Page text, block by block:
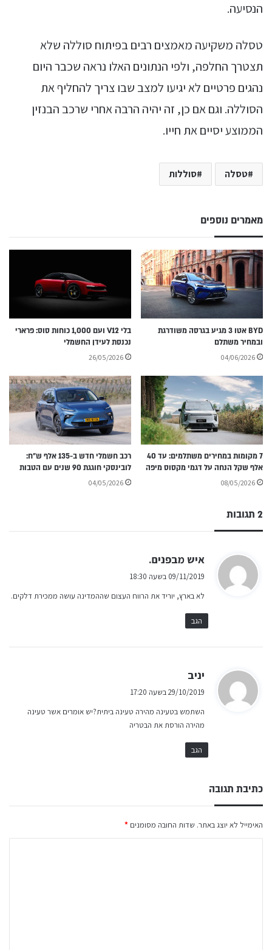
הנסיעה.
טסלה משקיעה מאמצים רבים בפיתוח סוללה שלא
תצטרך החלפה, ולפי הנתונים האלו נראה שכבר היום
נהגים פרטיים לא יגיעו למצב שבו צריך להחליף את
הסוללה. וגם אם כן, זה יהיה הרבה אחרי שרכב הבנזין
הממוצע יסיים את חייו.
טסלה סוללות
מאמרים נוספים
BYD אטו 3 מגיע בגרסה משודרגת
ובמחיר משתלם
04/06/2026
בלי V12 ועם 1,000 כוחות סוס: פרארי
נכנסת לעידן החשמלי
26/05/2026
7 מקומות במחירים משתלמים: עד 40
אלף שקל הנחה על דגמי מקסוס מיפה
08/05/2026
רכב חשמלי חדש ב-135 אלף ש״ח:
לובינסקי חוגגת 90 שנים עם הטבות
04/05/2026
2 תגובות
איש מבפנים.
ב
09/11/2019 בשעה 18:30
לא בארץ, יוריד את הרווח העצום שההמדינה עושה ממכירת דלקים.
הגב
יניב
ב
:
29/10/2019 בשעה 17:20
השתמש בטעינה מהירה טעינה ביתית?יש אומרים אשר טעינה
מהירה הורסת את הבטריה
הגב
כתיבת תגובה
האימייל לא יוצג באתר. שדות החובה מסומנים *